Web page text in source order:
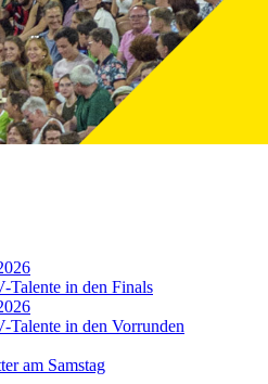
Talente in den Finals
Talente in den Vorrunden
am Samstag